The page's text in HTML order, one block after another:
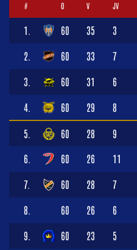
# O V JV
1. 60 35 3
2. 60 33 7
3. 60 31 6
4. 60 29 8
5. 60 28 9
6. 60 26 11
7. 60 28 7
8. 60 26 6
9. 60 23 5